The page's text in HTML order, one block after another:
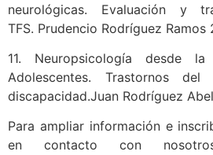
neurológicas. Evaluación y
TFS. Prudencio Rodríguez Ramos
11. Neuropsicología desde
Adolescentes. Trastornos
discapacidad.Juan Rodríguez
Para ampliar información e
en contacto con